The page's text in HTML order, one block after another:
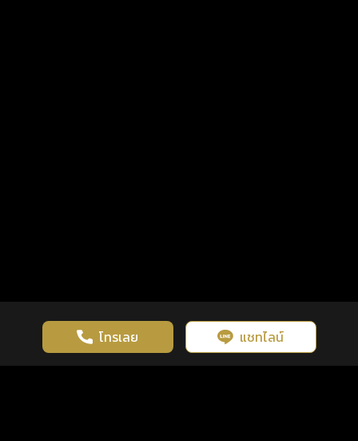
โทรเลย แชทไลน์
เว็บไซต์นี้มีการใช้งานคุกกี้ เพื่อเพิ่มประสิทธิภาพและประสบการณ์ที่ดี
ในการใช้งานเว็บไซต์ นโยบายความเป็นส่วนตัว
รู้ก่อน พร้อมกว่า ทุกจังหวะชีวิต คลิกดูดวงฟรี